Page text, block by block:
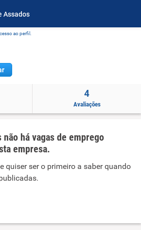
Assados
ao perfil.
4
Avaliações
há vagas de emprego
empresa.
quiser ser o primeiro a saber quando